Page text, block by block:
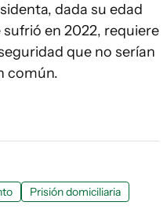
dada su edad
en 2022, requiere
que no serían
común.
Prisión domiciliaria